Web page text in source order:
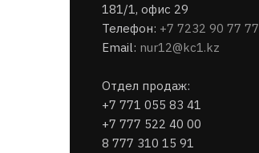
181/1, офис 29
Телефон: +7 7232 90 77 77
Email: nur12@kc1.kz
Отдел продаж:
+7 771 055 83 41
+7 777 522 40 00
8 777 310 15 91